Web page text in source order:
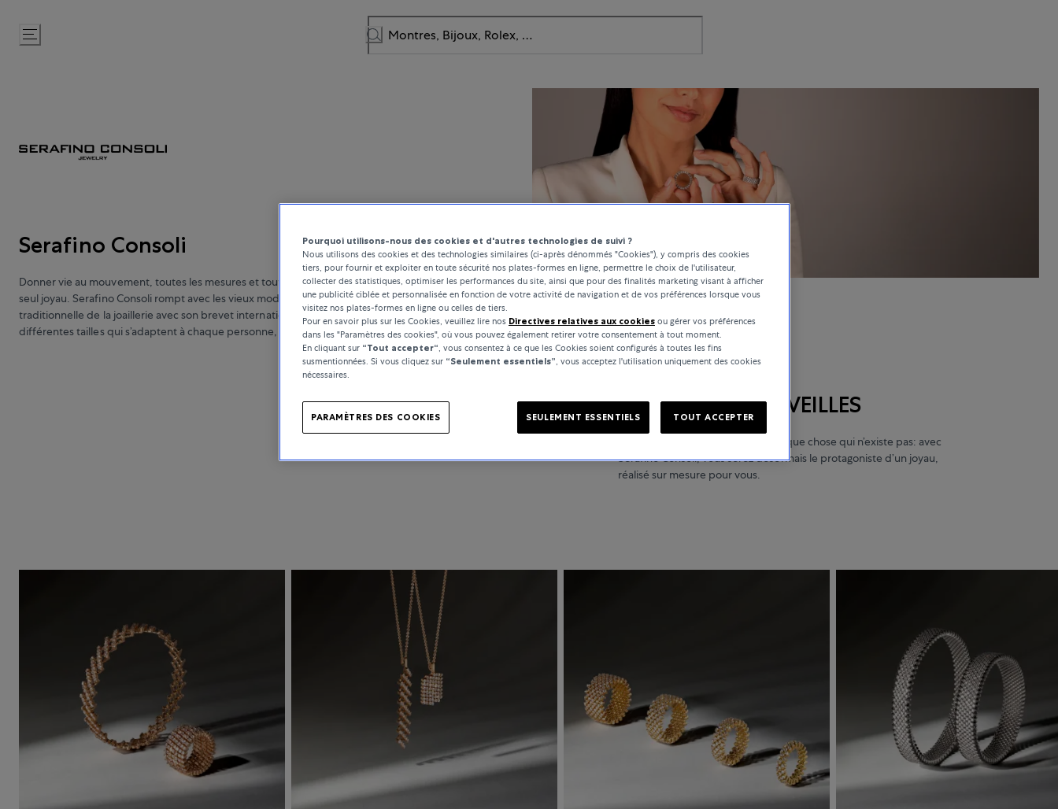
Passer
au
Serafino Consoli
Donner vie au mouvement, toutes les mesures et toutes les transformations en un
seul joyau. Serafino Consoli rompt avec les vieux modèles, et dépasse la mentalité
traditionnelle de la joaillerie avec son brevet international d’invention: des joyaux de
différentes tailles qui s’adaptent à chaque personne, contexte et changement.
LE PAYS DES MERVEILLES
Créer signifie donner forme à quelque chose qui n’existe pas: avec
Serafino Consoli, vous serez désormais le protagoniste d’un joyau,
réalisé sur mesure pour vous.
Pourquoi utilisons-nous des cookies et d'autres technologies de suivi ?
Nous utilisons des cookies et des technologies similaires (ci-après dénommés "Cookies"), y compris des cookies
tiers, pour fournir et exploiter en toute sécurité nos plates-formes en ligne, permettre le choix de l'utilisateur,
collecter des statistiques, optimiser les performances du site, ainsi que pour des finalités marketing visant à afficher
une publicité ciblée et personnalisée en fonction de votre activité de navigation et de vos préférences lorsque vous
visitez nos plates-formes en ligne ou celles de tiers.
Pour en savoir plus sur les Cookies, veuillez lire nos Directives relatives aux cookies ou gérer vos préférences
dans les "Paramètres des cookies", où vous pouvez également retirer votre consentement à tout moment.
En cliquant sur “Tout accepter“, vous consentez à ce que les Cookies soient configurés à toutes les fins
susmentionnées. Si vous cliquez sur “Seulement essentiels”, vous acceptez l'utilisation uniquement des cookies
nécessaires.
PARAMÈTRES DES COOKIES SEULEMENT ESSENTIELS TOUT ACCEPTER